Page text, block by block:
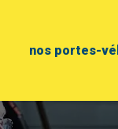
nos portes-